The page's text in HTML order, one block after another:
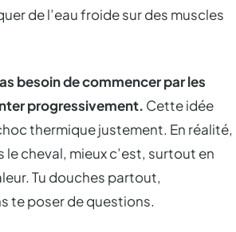
de l’eau froide sur des muscles
besoin de commencer par les
progressivement. Cette idée
thermique justement. En réalité,
cheval, mieux c’est, surtout en
Tu douches partout,
te poser de questions.